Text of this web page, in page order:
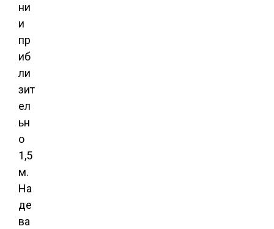
ни
и
пр
иб
ли
зит
ел
ьн
о
1,5
м.
На
де
ва